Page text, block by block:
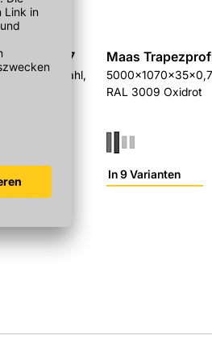
35-207
mm, Stahl,
Maas
RAL 3009 Oxidrot
In 9 Varianten